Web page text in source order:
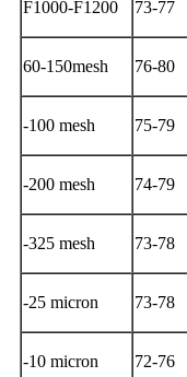
F1000-F1200 73-77
60-150mesh 76-80
-100 mesh 75-79
-200 mesh 74-79
-325 mesh 73-78
-25 micron 73-78
-10 micron 72-76